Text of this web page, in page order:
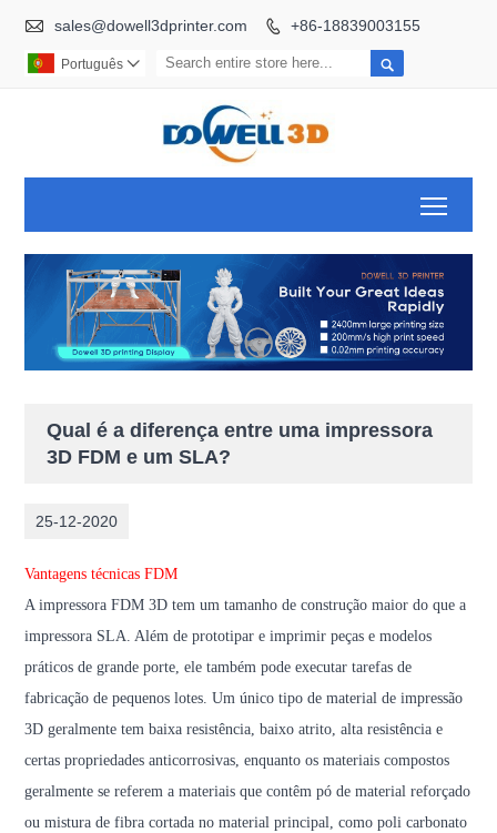
 sales@dowell3dprinter.com  +86-18839003155

Português 
Qual é a diferença entre uma impressora
3D FDM e um SLA?
25-12-2020
Vantagens técnicas FDM
A impressora FDM 3D tem um tamanho de construção maior do que a
impressora SLA. Além de prototipar e imprimir peças e modelos
práticos de grande porte, ele também pode executar tarefas de
fabricação de pequenos lotes. Um único tipo de material de impressão
3D geralmente tem baixa resistência, baixo atrito, alta resistência e
certas propriedades anticorrosivas, enquanto os materiais compostos
geralmente se referem a materiais que contêm pó de material reforçado
ou mistura de fibra cortada no material principal, como poli carbonato